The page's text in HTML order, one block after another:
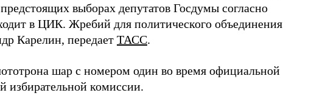
выборах депутатов Госдумы согласно
в ЦИК. Жребий для политического объединения
Карелин, передает ТАСС.
шар с номером один во время официальной
избирательной комиссии.